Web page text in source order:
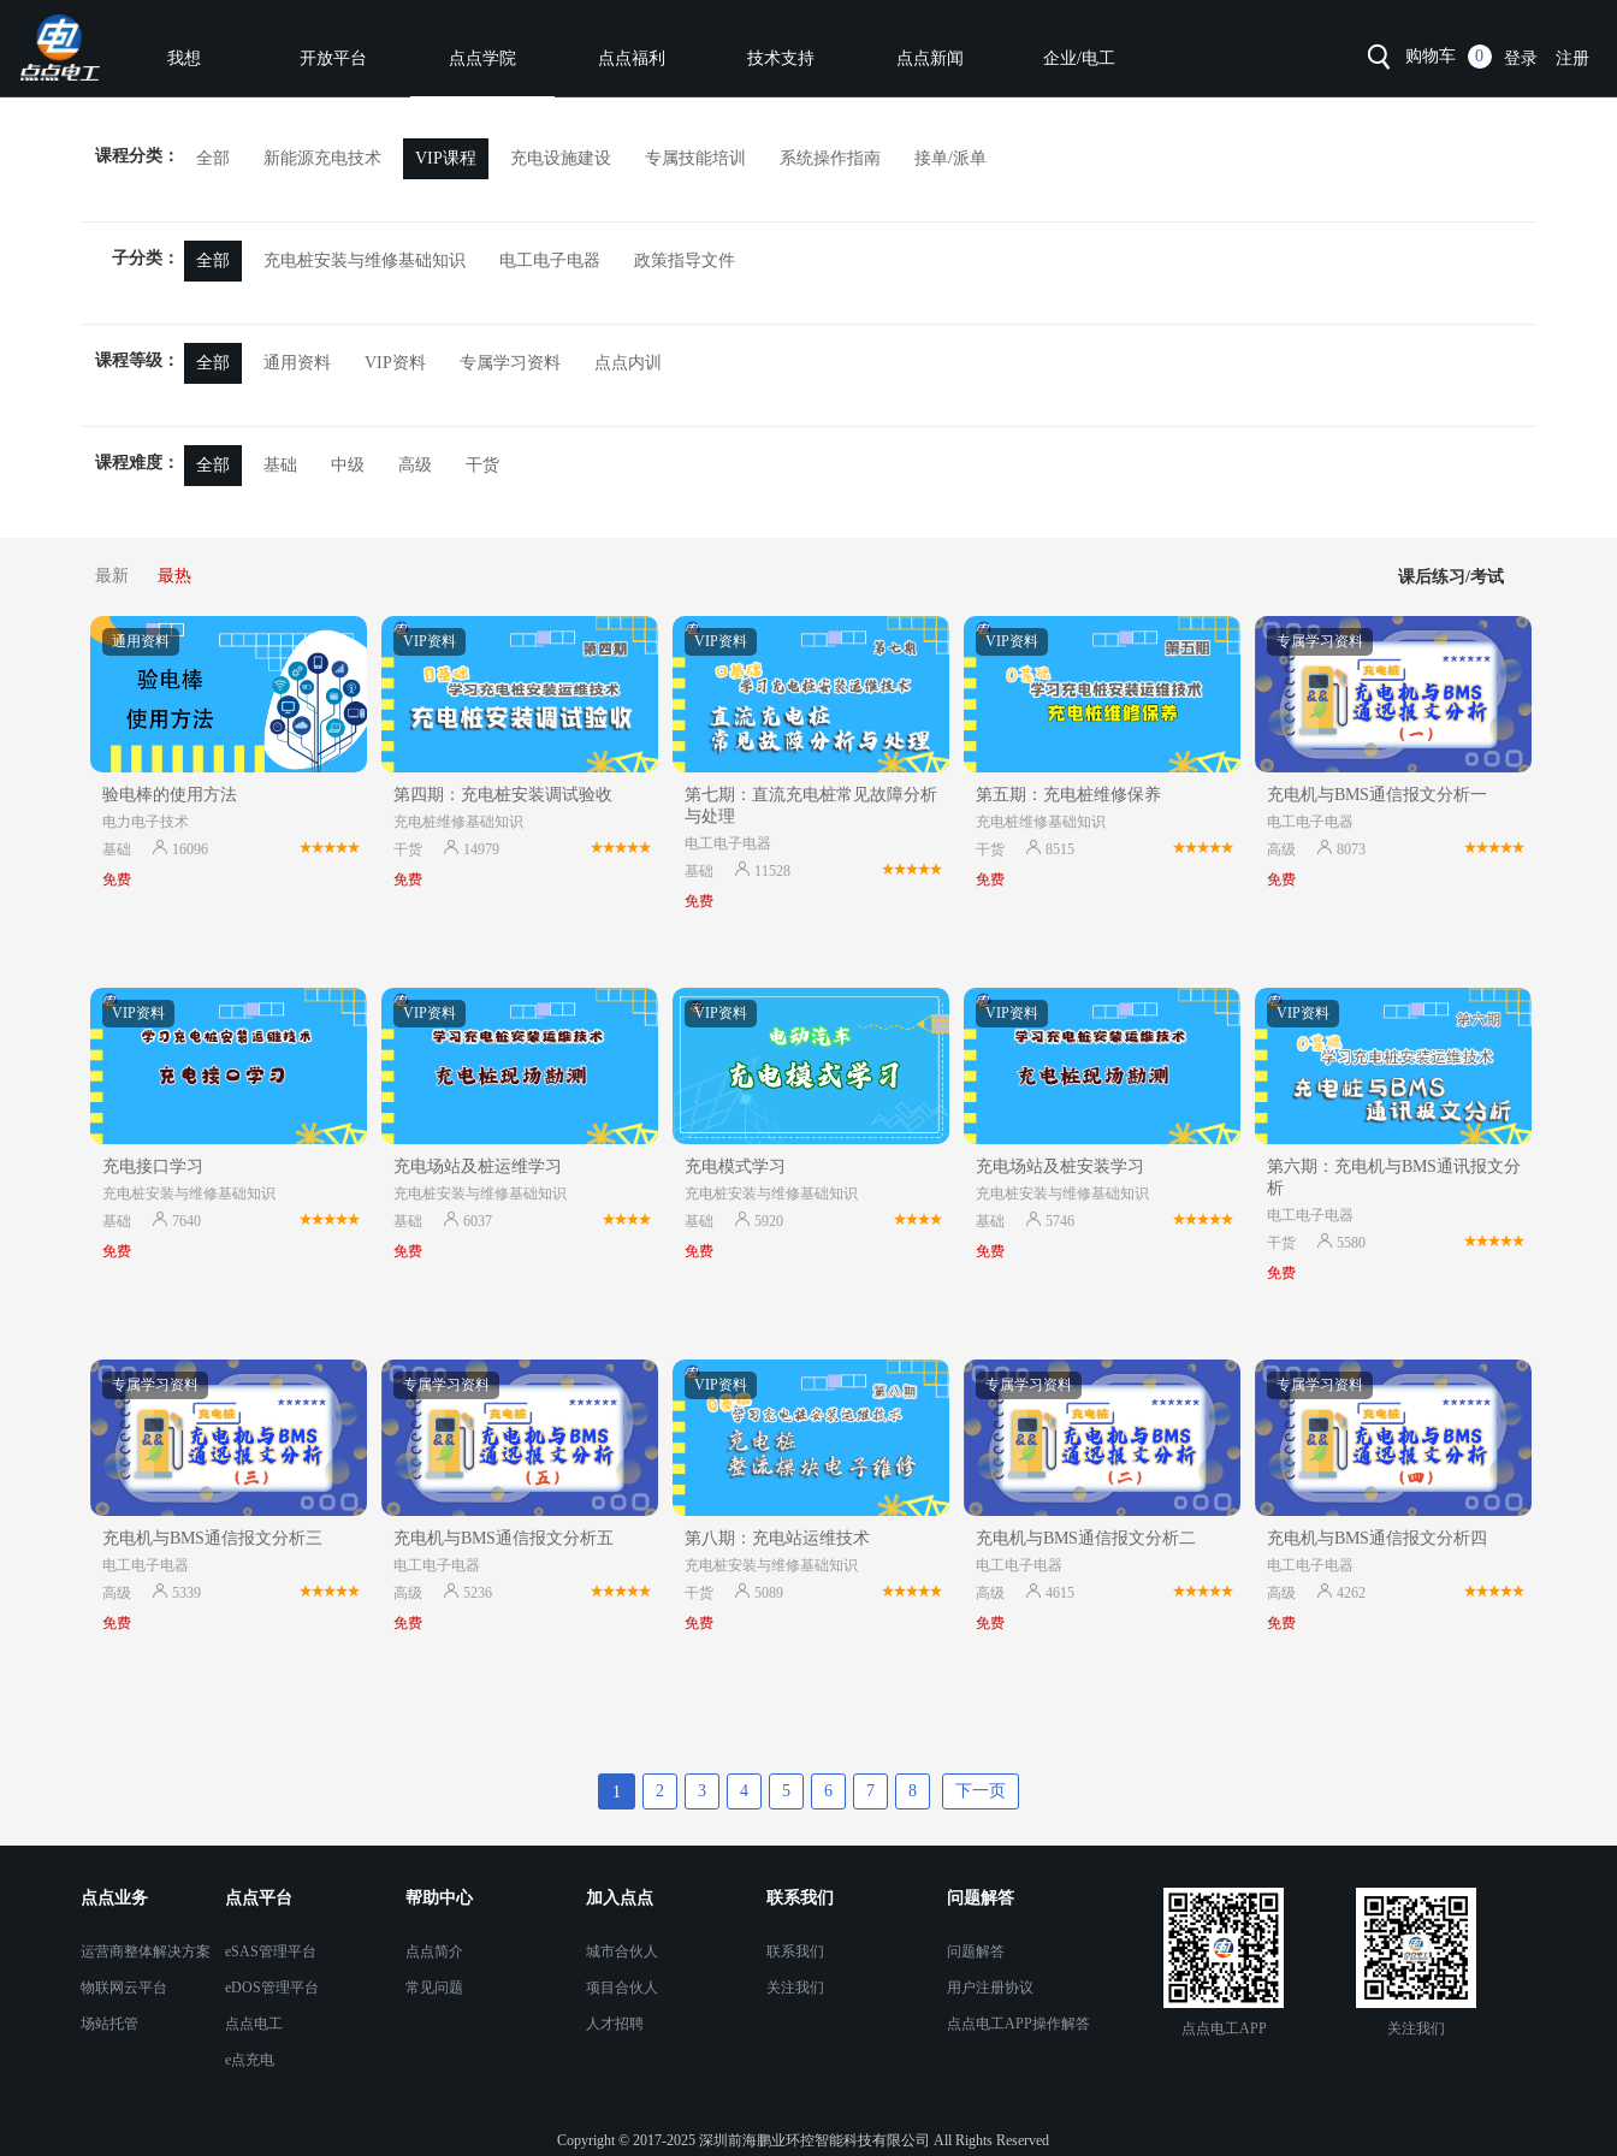
登录 注册
购物车 0
我想 开放平台 点点学院 点点福利 技术支持 点点新闻 企业/电工
课程分类： 全部 新能源充电技术 VIP课程 充电设施建设 专属技能培训 系统操作指南 接单/派单
子分类： 全部 充电桩安装与维修基础知识 电工电子电器 政策指导文件
课程等级： 全部 通用资料 VIP资料 专属学习资料 点点内训
课程难度： 全部 基础 中级 高级 干货
最新 最热 课后练习/考试
通用资料
验电棒的使用方法
电力电子技术
基础
16096
免费
VIP资料
第四期：充电桩安装调试验收
充电桩维修基础知识
干货
14979
免费
VIP资料
第七期：直流充电桩常见故障分析
与处理
电工电子电器
基础
11528
免费
VIP资料
第五期：充电桩维修保养
充电桩维修基础知识
干货
8515
免费
专属学习资料
充电机与BMS通信报文分析一
电工电子电器
高级
8073
免费
VIP资料
充电接口学习
充电桩安装与维修基础知识
基础
7640
免费
VIP资料
充电场站及桩运维学习
充电桩安装与维修基础知识
基础
6037
免费
VIP资料
充电模式学习
充电桩安装与维修基础知识
基础
5920
免费
VIP资料
充电场站及桩安装学习
充电桩安装与维修基础知识
基础
5746
免费
VIP资料
第六期：充电机与BMS通讯报文分
析
电工电子电器
干货
5580
免费
专属学习资料
充电机与BMS通信报文分析三
电工电子电器
高级
5339
免费
专属学习资料
充电机与BMS通信报文分析五
电工电子电器
高级
5236
免费
VIP资料
第八期：充电站运维技术
充电桩安装与维修基础知识
干货
5089
免费
专属学习资料
充电机与BMS通信报文分析二
电工电子电器
高级
4615
免费
专属学习资料
充电机与BMS通信报文分析四
电工电子电器
高级
4262
免费
1 2 3 4 5 6 7 8 下一页
点点业务
运营商整体解决方案
物联网云平台
场站托管
点点平台
eSAS管理平台
eDOS管理平台
点点电工
e点充电
帮助中心
点点简介
常见问题
加入点点
城市合伙人
项目合伙人
人才招聘
联系我们
联系我们
关注我们
问题解答
问题解答
用户注册协议
点点电工APP操作解答 点点电工APP 关注我们
Copyright © 2017-2025 深圳前海鹏业环控智能科技有限公司 All Rights Reserved